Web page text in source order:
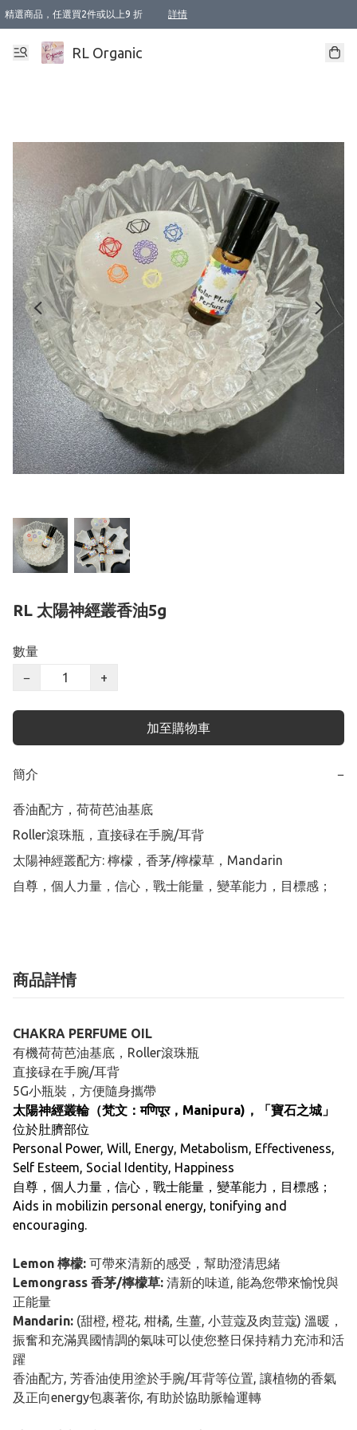
精選商品，任選買2件或以上9 折 詳情
XI周年優惠【新品自由選2件88折/3件85折】
XI周年優惠【Chakra 脈輪平衡自由選2件9折/3件85折/5件8折】
Florame 肌底自由選 2支9折 3支85折
XI周年優惠【蟲蟲退散 · 防衛結界﹞系列2件9折】
Sunki 任選2件95折
BIOFFICINA TOSCANA 任選2支9折 3支85折
Lamav 任選1件9折 2件85折
Mukti Organics 指定產品任選1件9折, 2件88折 3件85折
Intelligent Nutrients Skincare 任選2件9折
deodorant 任選2件88折
化妝品 任選2件95折
XI周年優惠【身心靈單品 任選2件9折/3件85折/5件8折】
XI周年優惠 【精油/香水 任選2件9折/3件85折/5件8折】
XI周年優惠【「關節到肌膚」全效養護 BODY OIL 組2件88折/3件85折】
XI周年優惠【夏日有機物理防曬套裝2件88折】
XI周年優惠【夏日潔面隨意選2件88折/3件85折】
XI周年優惠【逆齡奇蹟抗氧 11 自由選2件88折/3件85折/4件或以上8折】
新會員首次購物即享全單 95 折優惠！
成為VIP / VVIP 可享有生日月現金扣減獎賞優惠 !! 記得去賬户資料填上生日日期啦 !
選用順豐速運，滿$500 免運費
本地速遞 京東 送住宅/ 工商地址 $400 免運費
澳門訂單選用順豐速運，滿$800 免運費
RL Organic
RL 太陽神經叢香油5g
數量
−
+
加至購物車
簡介 −
香油配方，荷荷芭油基底
Roller滾珠瓶，直接碌在手腕/耳背
太陽神經叢配方: 檸檬，香茅/檸檬草，Mandarin
自尊，個人力量，信心，戰士能量，變革能力，目標感；
商品詳情
CHAKRA PERFUME OIL
有機荷荷芭油基底，Roller滾珠瓶
直接碌在手腕/耳背
5G小瓶裝，方便隨身攜帶
太陽神經叢輪（梵文：मणिपूर，Manipura)，「寶石之城」
位於肚臍部位
Personal Power, Will, Energy, Metabolism, Effectiveness,
Self Esteem, Social Identity, Happiness
自尊，個人力量，信心，戰士能量，變革能力，目標感；
Aids in mobilizin personal energy, tonifying and
encouraging.
Lemon 檸檬: 可帶來清新的感受，幫助澄清思緒
Lemongrass 香茅/檸檬草: 清新的味道, 能為您帶來愉悅與
正能量
Mandarin: (甜橙, 橙花, 柑橘, 生薑, 小荳蔻及肉荳蔻) 溫暖，
振奮和充滿異國情調的氣味可以使您整日保持精力充沛和活
躍
香油配方, 芳香油使用塗於手腕/耳背等位置, 讓植物的香氣
及正向energy包裹著你, 有助於協助脈輪運轉